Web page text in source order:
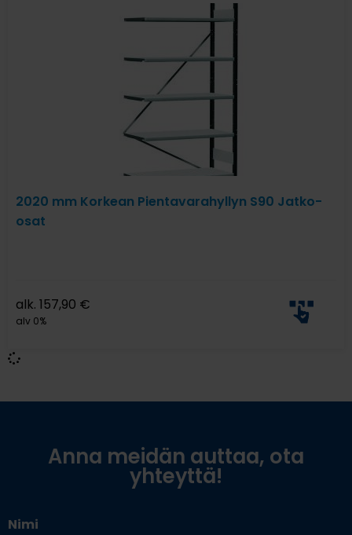
2020 mm Korkean Pientavarahyllyn S90 Jatko-
osat
alk. 157,90 €
alv 0%
Anna meidän auttaa, ota
yhteyttä!
Nimi